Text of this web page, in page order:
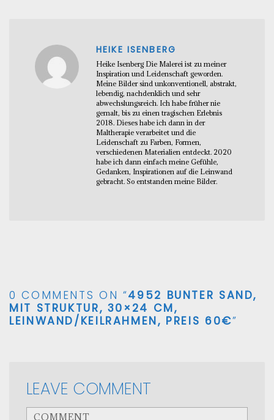
HEIKE ISENBERG
Heike Isenberg Die Malerei ist zu meiner
Inspiration und Leidenschaft geworden.
Meine Bilder sind unkonventionell, abstrakt,
lebendig, nachdenklich und sehr
abwechslungsreich. Ich habe früher nie
gemalt, bis zu einen tragischen Erlebnis
2018. Dieses habe ich dann in der
Maltherapie verarbeitet und die
Leidenschaft zu Farben, Formen,
verschiedenen Materialien entdeckt. 2020
habe ich dann einfach meine Gefühle,
Gedanken, Inspirationen auf die Leinwand
gebracht. So entstanden meine Bilder.
0 COMMENTS ON “4952 BUNTER SAND,
MIT STRUKTUR, 30×24 CM,
LEINWAND/KEILRAHMEN, PREIS 60€”
LEAVE COMMENT
<b>Comment</b> ( * )